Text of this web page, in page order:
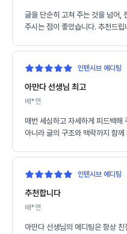
글을 단순히 고쳐 주는 것을 넘어,
주시는 점이 좋았습니다. 추천드립
인텐시브 에디팅
아만다 선생님 최고
배*연
매번 세심하고 자세하게 피드백해
아니라 글의 구조와 맥락까지 함
인텐시브 에디팅
추천합니다
배*연
아만다 선생님의 에디팅은 항상